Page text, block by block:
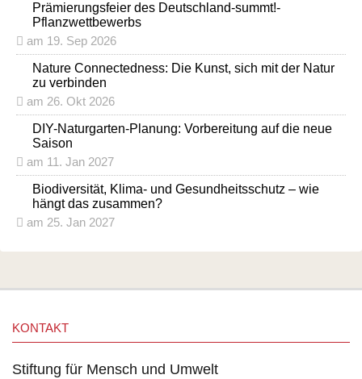
Prämierungsfeier des Deutschland-summt!-
Pflanzwettbewerbs
am 19. Sep 2026
Nature Connectedness: Die Kunst, sich mit der Natur
zu verbinden
am 26. Okt 2026
DIY-Naturgarten-Planung: Vorbereitung auf die neue
Saison
am 11. Jan 2027
Biodiversität, Klima- und Gesundheitsschutz – wie
hängt das zusammen?
am 25. Jan 2027
KONTAKT
Stiftung für Mensch und Umwelt